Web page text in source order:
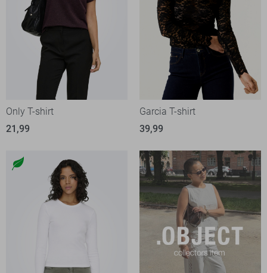
Only T-shirt
21,99
Garcia T-shirt
39,99